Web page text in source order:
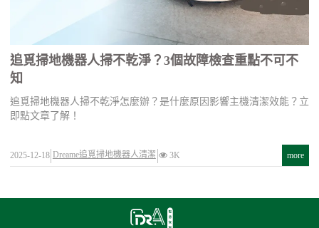
追覓掃地機器人掃不乾淨？3個故障檢查重點不可不
知
追覓掃地機器人掃不乾淨怎麼辦？是什麼原因影響主機清潔效能？立
即點文章了解！
2025-12-18 Dreame追覓掃地機器人清潔 3K more